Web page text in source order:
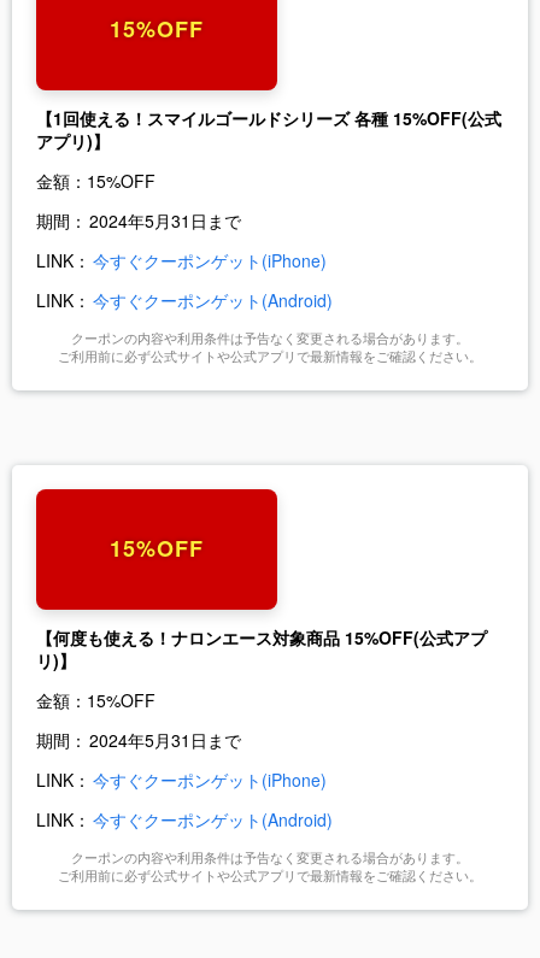
15%OFF
【1回使える！スマイルゴールドシリーズ 各種 15%OFF(公式
アプリ)】
金額： 15%OFF
期間： 2024年5月31日まで
LINK： 今すぐクーポンゲット(iPhone)
LINK： 今すぐクーポンゲット(Android)
クーポンの内容や利用条件は予告なく変更される場合があります。
ご利用前に必ず公式サイトや公式アプリで最新情報をご確認ください。
15%OFF
【何度も使える！ナロンエース対象商品 15%OFF(公式アプ
リ)】
金額： 15%OFF
期間： 2024年5月31日まで
LINK： 今すぐクーポンゲット(iPhone)
LINK： 今すぐクーポンゲット(Android)
クーポンの内容や利用条件は予告なく変更される場合があります。
ご利用前に必ず公式サイトや公式アプリで最新情報をご確認ください。